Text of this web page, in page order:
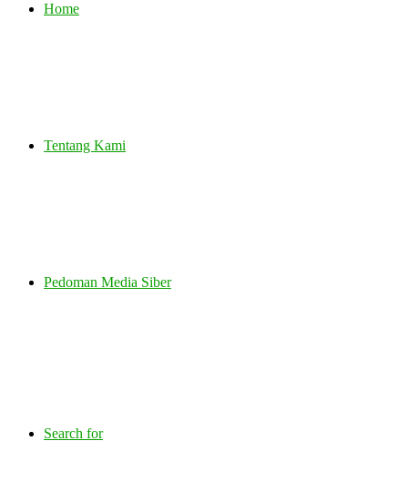
Home
Tentang Kami
Pedoman Media Siber
Search for